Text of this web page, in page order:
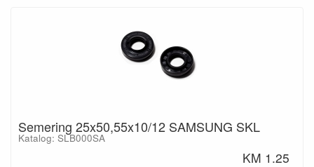
Semering 25x50,55x10/12 SAMSUNG SKL
Katalog: SLB000SA
KM 1.25